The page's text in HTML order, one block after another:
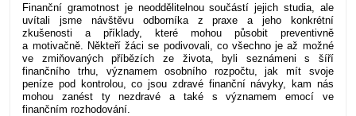
Finanční gramotnost je neoddělitelnou součástí jejich studia, ale
uvítali jsme návštěvu odborníka z praxe a jeho konkrétní
zkušenosti a příklady, které mohou působit preventivně
a motivačně. Někteří žáci se podivovali, co všechno je až možné
ve zmiňovaných příbězích ze života, byli seznámeni s šíří
finančního trhu, významem osobního rozpočtu, jak mít svoje
peníze pod kontrolou, co jsou zdravé finanční návyky, kam nás
mohou zanést ty nezdravé a také s významem emocí ve
finančním rozhodování.